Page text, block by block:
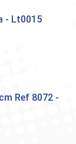
- Lt0015
Ref 8072 -